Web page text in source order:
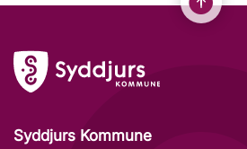
Syddjurs Kommune